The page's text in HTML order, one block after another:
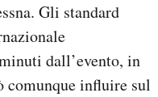
Gli standard
dall’evento, in
influire sul